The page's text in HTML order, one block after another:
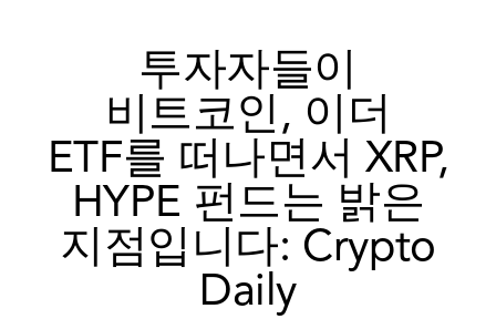
투자자들이
비트코인, 이더
ETF를 떠나면서 XRP,
HYPE 펀드는 밝은
지점입니다: Crypto
Daily